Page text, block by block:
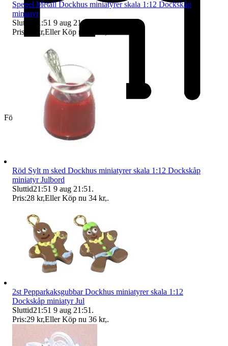
Företag
Spegel Metall Dockhus miniatyrer skala 1:12 Dockskåp
miniatyr
Sluttid
21:51 9 aug 21:51
Pris:
49 kr,Eller Köp nu
Röd Sylt m sked Dockhus miniatyrer skala 1:12 Dockskåp
miniatyr Julbord
Sluttid21:51 9 aug 21:51 .
Pris:28 kr,Eller Köp nu 34 kr,.
2st Pepparkaksgubbar Dockhus miniatyrer skala 1:12
Dockskåp miniatyr Jul
Sluttid21:51 9 aug 21:51 .
Pris:29 kr,Eller Köp nu 36 kr,.